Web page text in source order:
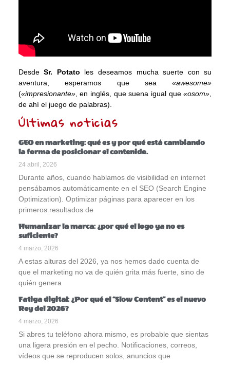
DesdeSr. Potato les deseamos mucha suerte con su
aventura, esperamos que sea«awesome»
(«impresionante», en inglés, que suena igual que«osom»
de ahí el juego de palabras).
Últimas noticias
GEO en marketing: qué es y por qué está cambiando
la forma de posicionar el contenido.
24 abril, 2026
Durante años, cuando hablamos de visibilidad en internet
pensábamos automáticamente en el SEO (Search Engine
Optimization). Optimizar páginas para aparecer en los
primeros resultados de
Humanizar la marca: ¿por qué el logo ya no es
suficiente?
4 marzo, 2026
A estas alturas del 2026, ya nos hemos dado cuenta de
que el marketing no va de quién grita más fuerte, sino de
quién genera
Fatiga digital: ¿Por qué el “Slow Content” es el nuevo
Rey del 2026?
4 marzo, 2026
Si abres tu teléfono ahora mismo, es probable que sientas
una ligera presión en el pecho. Notificaciones, correos,
vídeos que se reproducen solos, anuncios que